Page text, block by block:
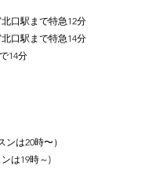
口駅まで特急12分
口駅まで特急14分
14分
は20時〜）
は19時～)